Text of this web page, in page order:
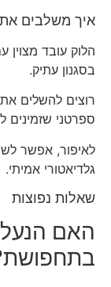
איך משלבים
הלוק עובד מצוין
בסגנון עתיק.
רוצים להשלים את
ספרטני
לאיפור, אפשר
גלדיאטורי אמיתי.
שאלות נפוצות
האם